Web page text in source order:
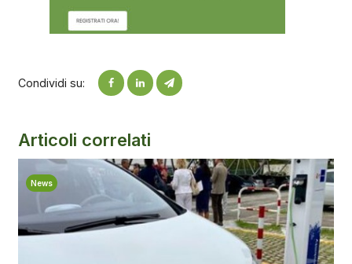
Condividi su:
Articoli correlati
News